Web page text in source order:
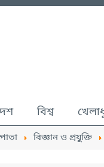
বিশ্ব
বিজ্ঞান ও প্রযুক্তি